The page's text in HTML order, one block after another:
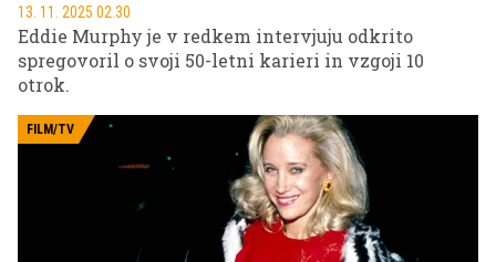
13. 11. 2025 02.30
Eddie Murphy je v redkem intervjuju odkrito
spregovoril o svoji 50-letni karieri in vzgoji 10
otrok.
FILM/TV